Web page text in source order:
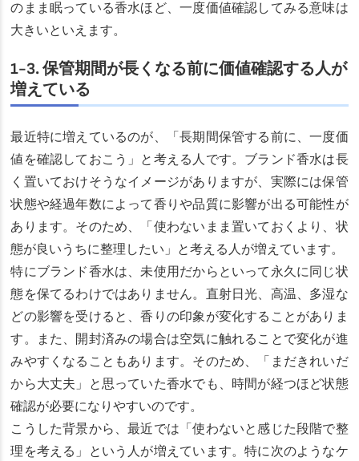
のまま眠っている香水ほど、一度価値確認してみる意味は
大きいといえます。
1-3. 保管期間が長くなる前に価値確認する人が
増えている
最近特に増えているのが、「長期間保管する前に、一度価
値を確認しておこう」と考える人です。ブランド香水は長
く置いておけそうなイメージがありますが、実際には保管
状態や経過年数によって香りや品質に影響が出る可能性が
あります。そのため、「使わないまま置いておくより、状
態が良いうちに整理したい」と考える人が増えています。
特にブランド香水は、未使用だからといって永久に同じ状
態を保てるわけではありません。直射日光、高温、多湿な
どの影響を受けると、香りの印象が変化することがありま
す。また、開封済みの場合は空気に触れることで変化が進
みやすくなることもあります。そのため、「まだきれいだ
から大丈夫」と思っていた香水でも、時間が経つほど状態
確認が必要になりやすいのです。
こうした背景から、最近では「使わないと感じた段階で整
理を考える」という人が増えています。特に次のようなケ